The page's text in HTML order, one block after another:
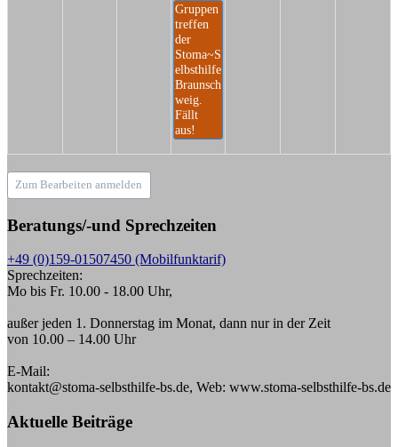
Gruppen
treffen
der
Stoma~S
elbsthilfe
Braunsch
weig.
Fällt
aus!
Zum Bearbeiten anmelden
Beratungs/-und Sprechzeiten
+49 (0)159-01507450 (Mobilfunktarif)
Sprechzeiten:
Mo bis Fr. 10.00 - 18.00 Uhr,
außer jeden 1. Donnerstag im Monat, dann nur in der Zeit
von 10.00 – 14.00 Uhr
E-Mail:
kontakt@stoma-selbsthilfe-bs.de, Web: www.stoma-selbsthilfe-bs.de
Aktuelle Beiträge